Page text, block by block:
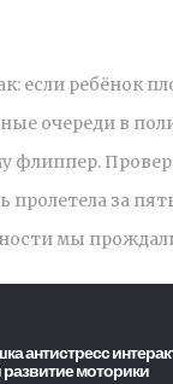
если ребёнок
очереди в
флиппер.
пролетела за
мы
антистресс
развитие моторики